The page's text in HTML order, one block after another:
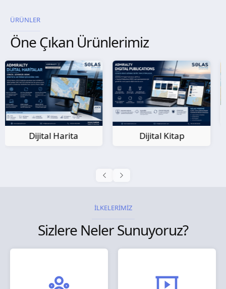
ÜRÜNLER
Öne Çıkan Ürünlerimiz
Dijital Kitap
Kağıt Harita
İLKELERİMİZ
Sizlere Neler Sunuyoruz?